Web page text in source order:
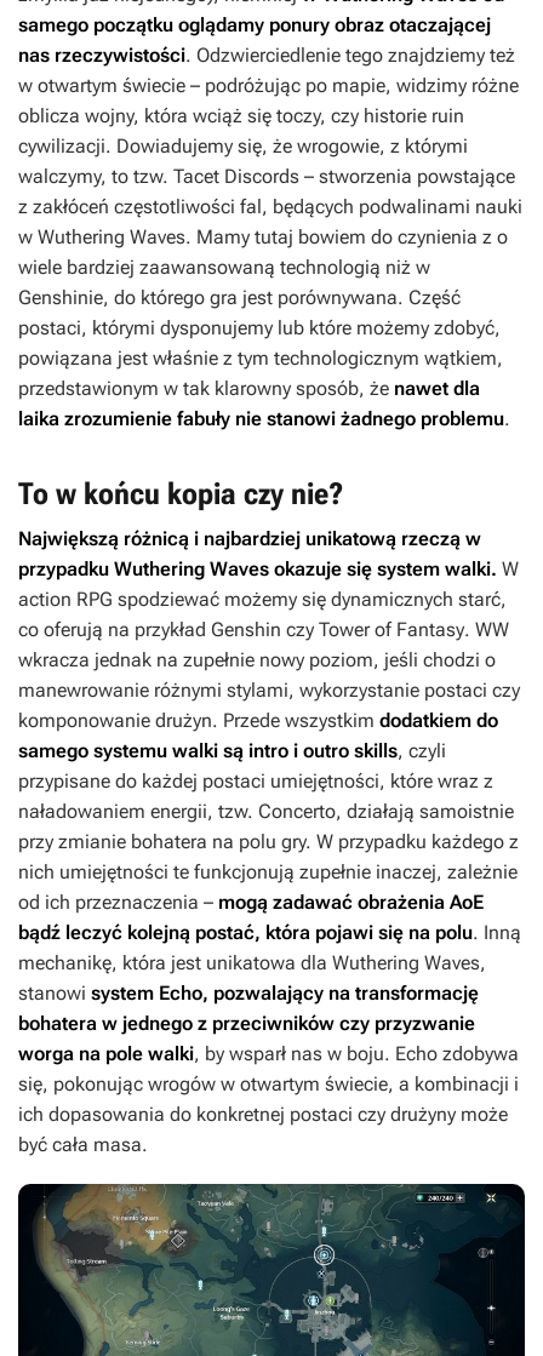
samego początku oglądamy ponury obraz otaczającej
nas rzeczywistości. Odzwierciedlenie tego znajdziemy też
w otwartym świecie – podróżując po mapie, widzimy różne
oblicza wojny, która wciąż się toczy, czy historie ruin
cywilizacji. Dowiadujemy się, że wrogowie, z którymi
walczymy, to tzw. Tacet Discords – stworzenia powstające
z zakłóceń częstotliwości fal, będących podwalinami nauki
w Wuthering Waves. Mamy tutaj bowiem do czynienia z o
wiele bardziej zaawansowaną technologią niż w
Genshinie, do którego gra jest porównywana. Część
postaci, którymi dysponujemy lub które możemy zdobyć,
powiązana jest właśnie z tym technologicznym wątkiem,
przedstawionym w tak klarowny sposób, że nawet dla
laika zrozumienie fabuły nie stanowi żadnego problemu.
To w końcu kopia czy nie?
Największą różnicą i najbardziej unikatową rzeczą w
przypadku Wuthering Waves okazuje się system walki. W
action RPG spodziewać możemy się dynamicznych starć,
co oferują na przykład Genshin czy Tower of Fantasy. WW
wkracza jednak na zupełnie nowy poziom, jeśli chodzi o
manewrowanie różnymi stylami, wykorzystanie postaci czy
komponowanie drużyn. Przede wszystkim dodatkiem do
samego systemu walki są intro i outro skills, czyli
przypisane do każdej postaci umiejętności, które wraz z
naładowaniem energii, tzw. Concerto, działają samoistnie
przy zmianie bohatera na polu gry. W przypadku każdego z
nich umiejętności te funkcjonują zupełnie inaczej, zależnie
od ich przeznaczenia – mogą zadawać obrażenia AoE
bądź leczyć kolejną postać, która pojawi się na polu. Inną
mechanikę, która jest unikatowa dla Wuthering Waves,
stanowi system Echo, pozwalający na transformację
bohatera w jednego z przeciwników czy przyzwanie
worga na pole walki, by wsparł nas w boju. Echo zdobywa
się, pokonując wrogów w otwartym świecie, a kombinacji i
ich dopasowania do konkretnej postaci czy drużyny może
być cała masa.